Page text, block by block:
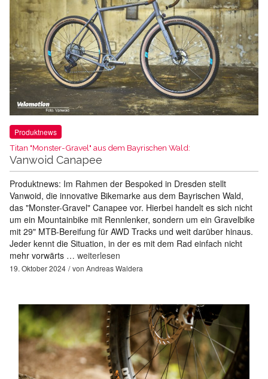
Produktnews
Titan "Monster-Gravel" aus dem Bayrischen Wald:
Vanwoid Canapee
Produktnews: Im Rahmen der Bespoked in Dresden stellt
Vanwoid, die innovative Bikemarke aus dem Bayrischen Wald,
das "Monster-Gravel" Canapee vor. Hierbei handelt es sich nicht
um ein Mountainbike mit Rennlenker, sondern um ein Gravelbike
mit 29" MTB-Bereifung für AWD Tracks und weit darüber hinaus.
Jeder kennt die Situation, in der es mit dem Rad einfach nicht
mehr vorwärts … weiterlesen
19. Oktober 2024 von Andreas Waldera